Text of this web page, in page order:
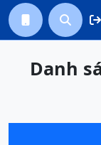
 
Danh